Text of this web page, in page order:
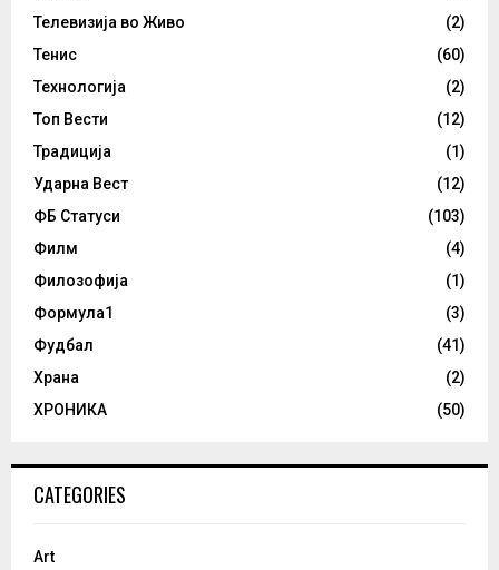
Телевизија во Живо
(2)
Тенис
(60)
Технологија
(2)
Топ Вести
(12)
Традиција
(1)
Ударна Вест
(12)
ФБ Статуси
(103)
Филм
(4)
Филозофија
(1)
Формула1
(3)
Фудбал
(41)
Храна
(2)
ХРОНИКА
(50)
CATEGORIES
Art